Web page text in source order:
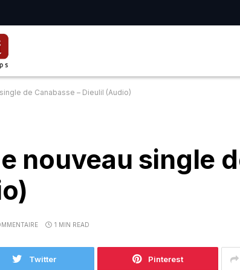
de Canabasse – Dieulil (Audio)
nouveau single
1 MIN READ
Twitter Pinterest